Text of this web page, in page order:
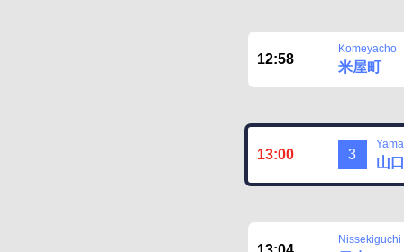
12:58
Komeyacho
米屋町
13:00 3
山
Nissekiguchi